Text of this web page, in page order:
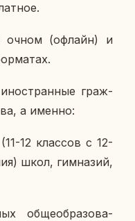
очном (офлайн) и
граж­
а именно:
12 клас­сов с 12-
школ, гим­на­зий,
об­ще­об­ра­зо­ва­